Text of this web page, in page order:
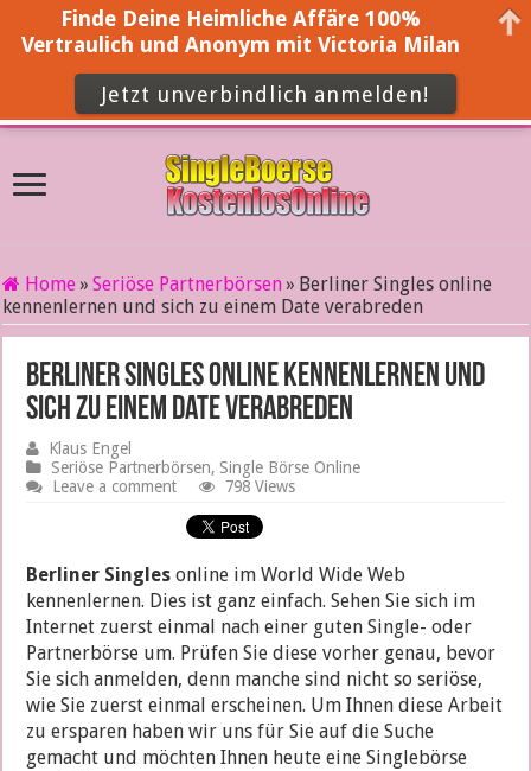
Home » Seriöse Partnerbörsen » Berliner Singles online
kennenlernen und sich zu einem Date verabreden
Berliner Singles online kennenlernen und
sich zu einem Date verabreden
Klaus Engel
Seriöse Partnerbörsen, Single Börse Online
Leave a comment
798 Views
Berliner Singles online im World Wide Web
kennenlernen. Dies ist ganz einfach. Sehen Sie sich im
Internet zuerst einmal nach einer guten Single- oder
Partnerbörse um. Prüfen Sie diese vorher genau, bevor
Sie sich anmelden, denn manche sind nicht so seriöse,
wie Sie zuerst einmal erscheinen. Um Ihnen diese Arbeit
zu ersparen haben wir uns für Sie auf die Suche
gemacht und möchten Ihnen heute eine Singlebörse
Finde Deine Heimliche Affäre 100%
Vertraulich und Anonym mit Victoria Milan
Jetzt unverbindlich anmelden!